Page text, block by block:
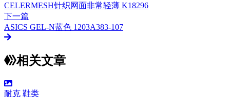
CELERMESH针织网面非常轻薄 K18296
下一篇
ASICS GEL-N蓝色 1203A383-107
相关文章
耐克 鞋类